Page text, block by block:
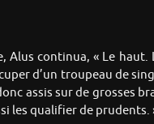
Alus continua, « Le
d’un troupeau de
assis sur de grosses
les qualifier de prudents.